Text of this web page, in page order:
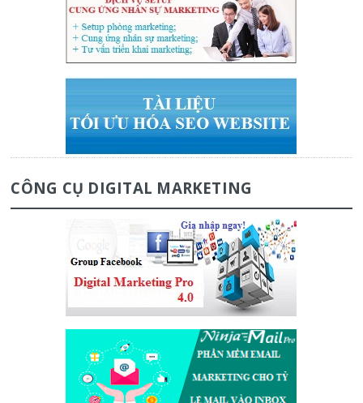
CÔNG CỤ DIGITAL MARKETING